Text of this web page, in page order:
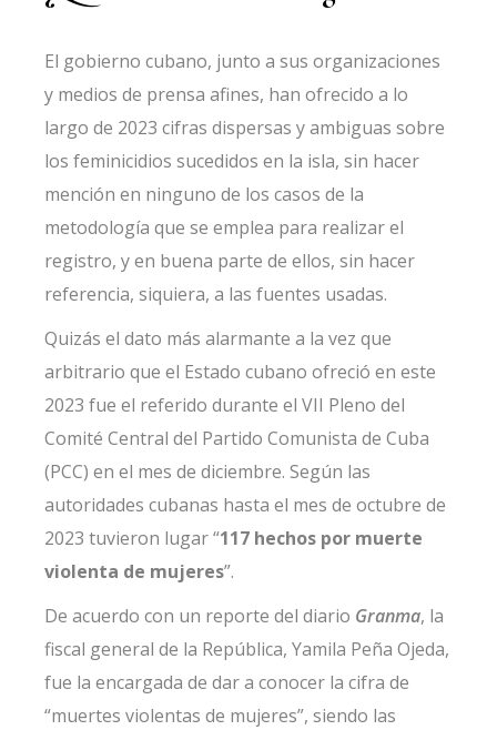
El gobierno cubano, junto a sus organizaciones
y medios de prensa afines, han ofrecido a lo
largo de 2023 cifras dispersas y ambiguas sobre
los feminicidios sucedidos en la isla, sin hacer
mención en ninguno de los casos de la
metodología que se emplea para realizar el
registro, y en buena parte de ellos, sin hacer
referencia, siquiera, a las fuentes usadas.
Quizás el dato más alarmante a la vez que
arbitrario que el Estado cubano ofreció en este
2023 fue el referido durante el VII Pleno del
Comité Central del Partido Comunista de Cuba
(PCC) en el mes de diciembre. Según las
autoridades cubanas hasta el mes de octubre de
2023 tuvieron lugar “117 hechos por muerte
violenta de mujeres”.
De acuerdo con un reporte del diario Granma, la
fiscal general de la República, Yamila Peña Ojeda,
fue la encargada de dar a conocer la cifra de
“muertes violentas de mujeres”, siendo las